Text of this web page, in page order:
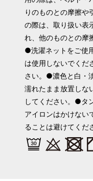
りのものとの摩擦や
の際は、取り扱い表
れ、他のものとの摩
●洗濯ネットをご使
は使用しないでく
さい。●濃色と白・
濡れたまま放置しな
してください。●タ
アイロンはかけない
ることは避けてくだ